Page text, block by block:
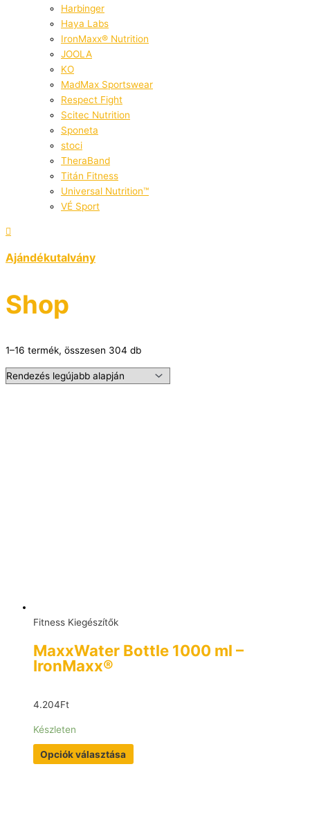
Harbinger
Haya Labs
IronMaxx® Nutrition
JOOLA
KO
MadMax Sportswear
Respect Fight
Scitec Nutrition
Sponeta
stoci
TheraBand
Titán Fitness
Universal Nutrition™
VÉ Sport
Ajándékutalvány
Shop
1–16 termék, összesen 304 db
Fitness Kiegészítők
MaxxWater Bottle 1000 ml –
IronMaxx®
4.204Ft
Készleten
Opciók választása